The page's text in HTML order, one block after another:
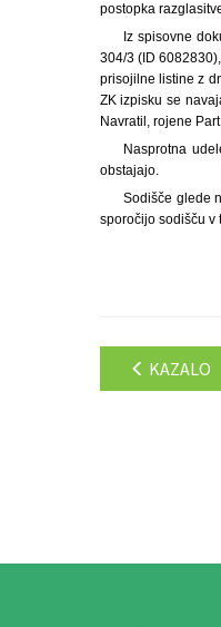
postopka
Iz spisovne
304/3 (ID
prisojilne listine z
ZK izpisku se
Navratil, rojene
Nasprotna
obstajajo.
Sodišče glede
sporočijo sodišču v
KAZALO